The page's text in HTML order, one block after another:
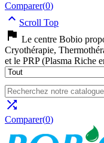
Comparer(0)
 Scroll Top
 Le centre Bobio
Cryothérapie,
et le PRP (Plasma Riche

Comparer(0)